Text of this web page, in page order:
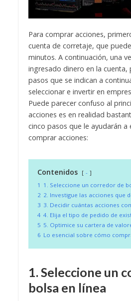
Para comprar acciones,
cuenta de corretaje, que
minutos. A continuación, una
ingresado dinero en la cuenta,
pasos que se indican a
seleccionar e invertir en
Puede parecer confuso al
acciones es en realidad
cinco pasos que le ayudarán a
comprar acciones:
Contenidos
-
1 1. Seleccione un corredor de
2 2. Investigue las acciones que
3 3. Decidir cuántas acciones
4 4. Elija el tipo de pedido de
5 5. Optimice su cartera de
6 Lo esencial sobre cómo
1. Seleccione un
bolsa en línea